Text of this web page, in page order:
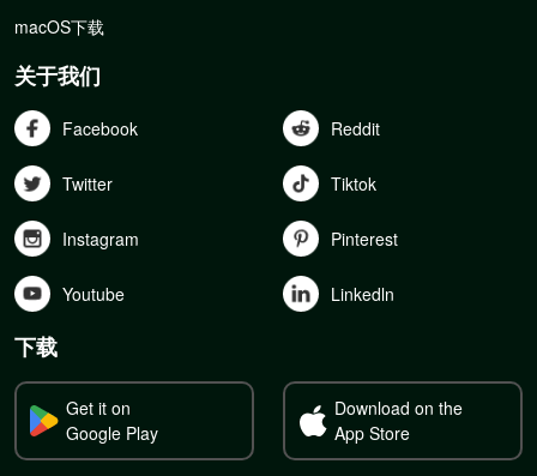
macOS下载
关于我们
Facebook Reddit
Twitter Tiktok
Instagram Pinterest
Youtube Linkedln
下载
Get it on
Google Play
Download on the
App Store